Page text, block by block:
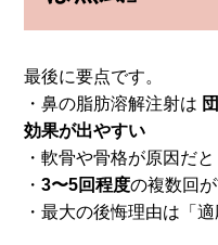
最後に要点です。
・鼻の脂肪溶解注射は
効果が出やすい
・軟骨や骨格が原因だ
・3〜5回程度の複数回
・最大の後悔理由は「